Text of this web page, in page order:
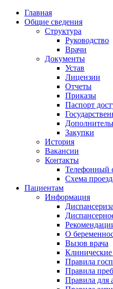
Главная
Общие сведения
Структура
Руководство
Врачи
Документы
Устав
Лицензии
Отчеты
Приказы
Паспорт
Закупки
История
Вакансии
Контакты
Телефонный
Схема
Пациентам
Информация
О
Вызов врача
Правила
Правила
Правила для